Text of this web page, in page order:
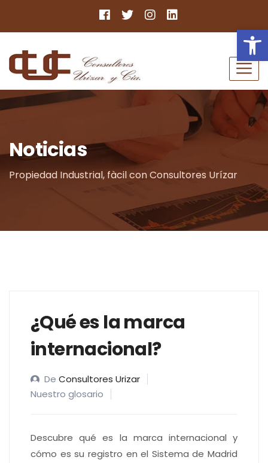
Noticias
Propiedad Industrial, fàcil con Consultores Urízar
¿Qué es la marca
internacional?
De Consultores Urizar
Nuestro glosario
Descubre qué es la marca internacional y
cómo es su registro en el Sistema de Madrid